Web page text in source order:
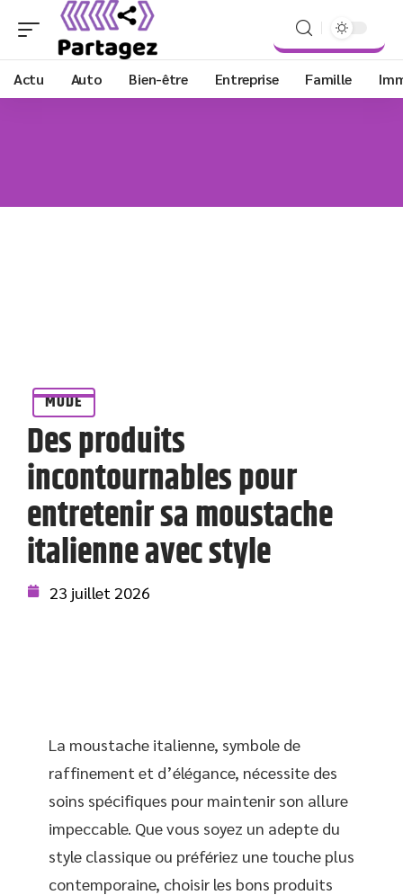
Actu Auto Bien-être Entreprise Famille
MODE
Des produits
incontournables pour
entretenir sa moustache
italienne avec style
23 juillet 2026
La moustache italienne, symbole de
raffinement et d’élégance, nécessite des
soins spécifiques pour maintenir son allure
impeccable. Que vous soyez un adepte du
style classique ou préfériez une touche plus
contemporaine, choisir les bons produits